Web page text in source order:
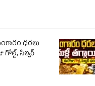
బంగారం ధరలు
సిల్వర్